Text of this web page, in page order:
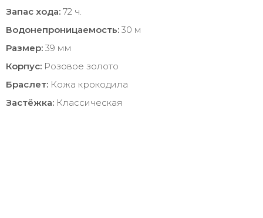
Запас хода: 72 ч.
Водонепроницаемость: 30 м
Размер: 39 мм
Корпус: Розовое золото
Браслет: Кожа крокодила
Застёжка: Классическая